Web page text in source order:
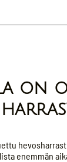
on
enemmän